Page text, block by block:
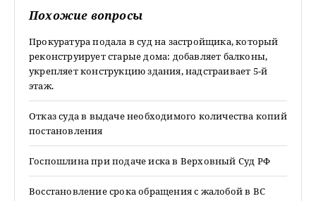
Похожие вопросы
Прокуратура подала в суд на застройщика, который
реконструирует старые дома: добавляет балконы,
укрепляет конструкцию здания, надстраивает 5-й
этаж.
Отказ суда в выдаче необходимого количества копий
постановления
Госпошлина при подаче иска в Верховный Суд РФ
Восстановление срока обращения с жалобой в ВС